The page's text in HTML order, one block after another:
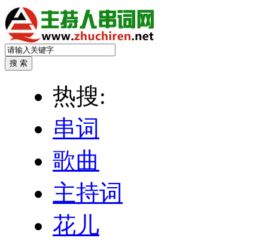
热搜:
串词
歌曲
主持词
花儿